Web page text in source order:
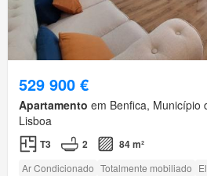
529 900 €
Apartamento em Benfica, Município
Lisboa
T3 2 84 m²
Ar Condicionado Totalmente mobiliado